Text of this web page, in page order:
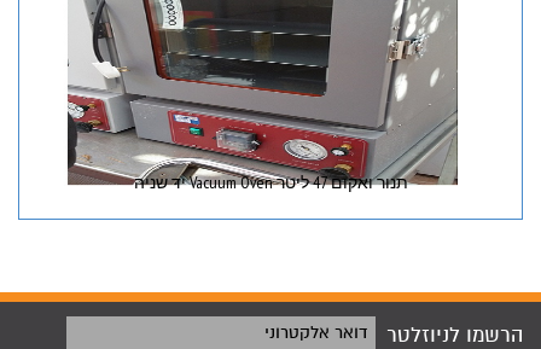
תנור ואקום 47 ליטר Vacuum Oven יד שניה
הרשמו לניוזלטר דואר אלקטרוני